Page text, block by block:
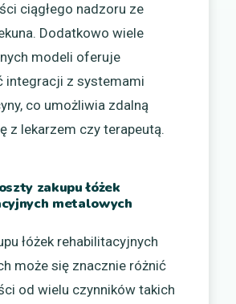
ciągłego nadzoru ze
Dodatkowo wiele
modeli oferuje
integracji z systemami
co umożliwia zdalną
z lekarzem czy terapeutą.
zakupu łóżek
metalowych
łóżek rehabilitacyjnych
może się znacznie różnić
od wielu czynników takich